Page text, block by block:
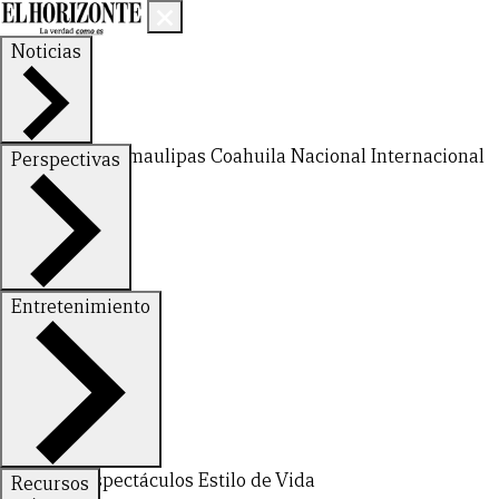
Noticias
Nuevo LeónTamaulipas Coahuila NacionalInternacional
Perspectivas
FinanzasOpinión
Entretenimiento
DeportesEspectáculos Estilo de Vida
Recursos